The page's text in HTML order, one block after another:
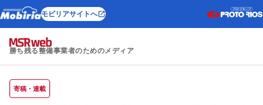
モビリアサイトへ
勝ち残る整備事業者のためのメディア
寄稿・連載